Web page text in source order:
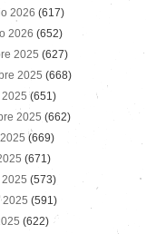
2026 (617)
2026 (652)
2025 (627)
2025 (668)
(651)
2025 (662)
(669)
(671)
(573)
2025 (591)
(622)